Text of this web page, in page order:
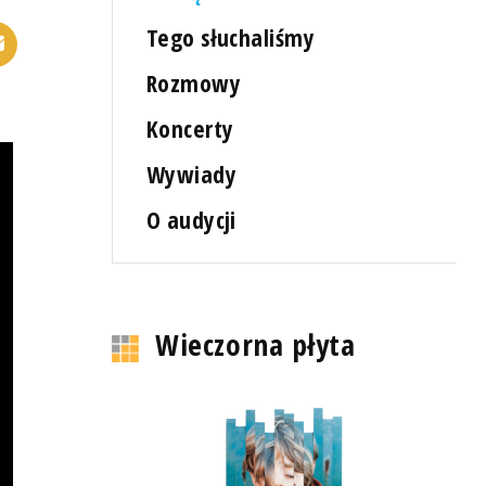
Tego słuchaliśmy
Rozmowy
Koncerty
Wywiady
O audycji
Wieczorna płyta